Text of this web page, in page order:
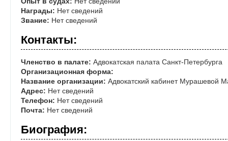
Награды: Нет сведений
Звание: Нет сведений
Контакты:
Членство в палате: Адвокатская палата Санкт-Петербурга
Организационная форма:
Название организации: Адвокатский кабинет Мурашевой
Адрес: Нет сведений
Телефон: Нет сведений
Почта: Нет сведений
Биография: